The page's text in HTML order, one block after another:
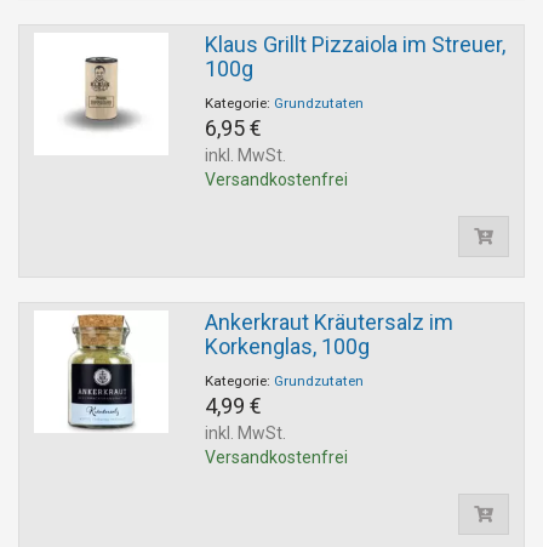
Klaus Grillt Pizzaiola im Streuer,
100g
Kategorie: Grundzutaten
6,95 €
inkl. MwSt.
Versandkostenfrei
Ankerkraut Kräutersalz im
Korkenglas, 100g
Kategorie: Grundzutaten
4,99 €
inkl. MwSt.
Versandkostenfrei